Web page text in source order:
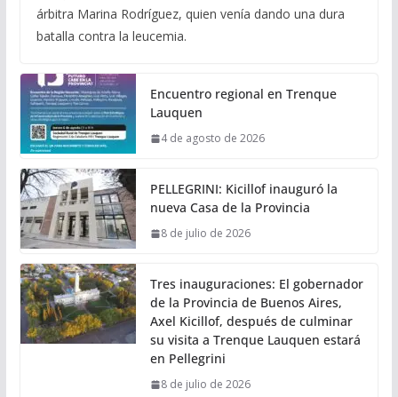
árbitra Marina Rodríguez, quien venía dando una dura
batalla contra la leucemia.
Encuentro regional en Trenque
Lauquen
4 de agosto de 2026
PELLEGRINI: Kicillof inauguró la
nueva Casa de la Provincia
8 de julio de 2026
Tres inauguraciones: El gobernador
de la Provincia de Buenos Aires,
Axel Kicillof, después de culminar
su visita a Trenque Lauquen estará
en Pellegrini
8 de julio de 2026